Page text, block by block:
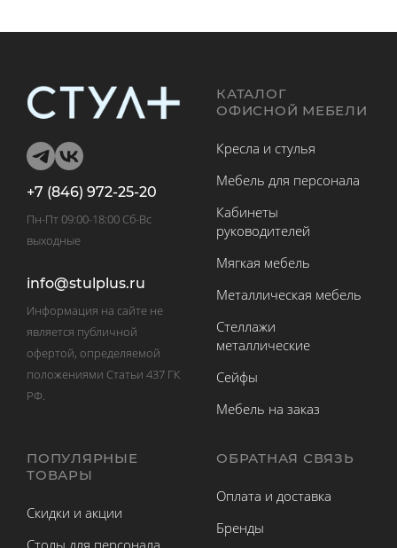
+7 (846) 972-25-20
Пн-Пт 09:00-18:00 Сб-Вс
выходные
info@stulplus.ru
Информация на сайте не
является публичной
офертой, определяемой
положениями Статьи 437 ГК
РФ.
КАТАЛОГ
ОФИСНОЙ МЕБЕЛИ
Кресла и стулья
Мебель для персонала
Кабинеты
руководителей
Мягкая мебель
Металлическая мебель
Стеллажи
металлические
Сейфы
Мебель на заказ
ПОПУЛЯРНЫЕ
ТОВАРЫ
Скидки и акции
ОБРАТНАЯ СВЯЗЬ
Оплата и доставка
Бренды